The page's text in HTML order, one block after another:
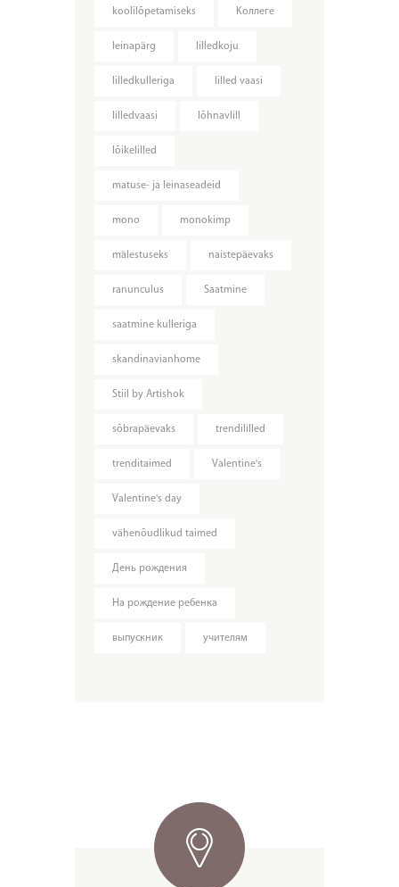
koolilõpetamiseks Kоллеге
leinapärg lilledkoju
lilledkulleriga lilled vaasi
lilledvaasi lõhnavlill
lõikelilled
matuse- ja leinaseadeid
mono monokimp
mälestuseks naistepäevaks
ranunculus Saatmine
saatmine kulleriga
skandinavianhome
Stiil by Artishok
sõbrapäevaks trendililled
trenditaimed Valentine's
Valentine's day
vähenõudlikud taimed
День рождения
На рождение ребенка
выпускник учителям